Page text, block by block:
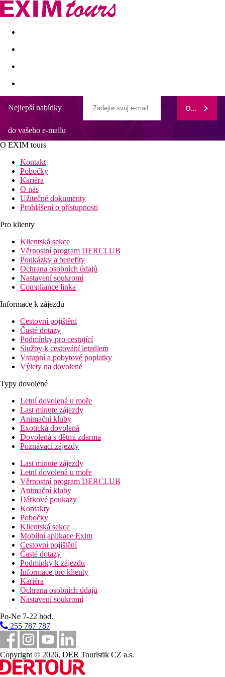
Akční nabídky Last minute
Nejlepší nabídky
do vašeho e-mailu
ODEBÍRAT
O EXIM tours
Kontakt
Pobočky
Kariéra
O nás
Užitečné dokumenty
Prohlášení o přístupnosti
Pro klienty
Klientská sekce
Věrnostní program DERCLUB
Poukázky a benefity
Ochrana osobních údajů
Nastavení soukromí
Compliance linka
Informace k zájezdu
Cestovní pojištění
Časté dotazy
Podmínky pro cestující
Služby k cestování letadlem
Vstupní a pobytové poplatky
Výlety na dovolené
Typy dovolené
Letní dovolená u moře
Last minute zájezdy
Animační kluby
Exotická dovolená
Dovolená s dětmi zdarma
Poznávací zájezdy
Last minute zájezdy
Letní dovolená u moře
Věrnostní program DERCLUB
Animační kluby
Dárkové poukazy
Kontakty
Pobočky
Klientská sekce
Mobilní aplikace Exim
Cestovní pojištění
Časté dotazy
Podmínky k zájezdu
Informace pro klienty
Kariéra
Ochrana osobních údajů
Nastavení soukromí
Po-Ne 7-22 hod.
255 787 787
Copyright © 2026, DER Touristik CZ a.s.